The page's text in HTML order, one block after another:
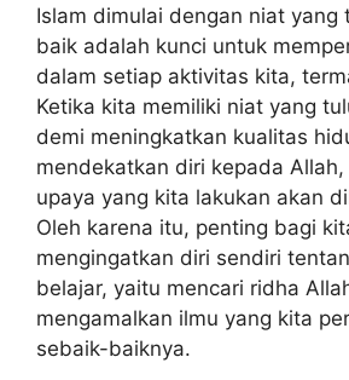
Islam dimulai dengan niat yang
baik adalah kunci untuk
dalam setiap aktivitas kita,
Ketika kita memiliki niat yang
demi meningkatkan kualitas
mendekatkan diri kepada
upaya yang kita lakukan akan
Oleh karena itu, penting bagi
mengingatkan diri sendiri
belajar, yaitu mencari ridha
mengamalkan ilmu yang kita
sebaik-baiknya.